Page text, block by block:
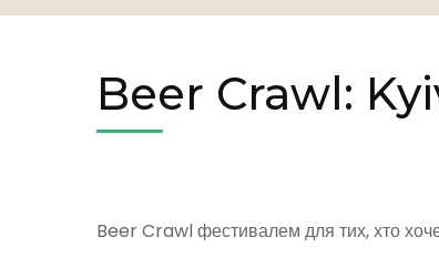
Beer Crawl:
Beer Crawl фестивалем для тих, хто